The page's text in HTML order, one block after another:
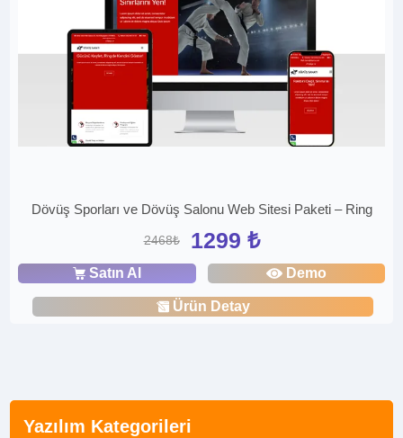
Yazılım Kategorileri
Dövüş Sporları ve Dövüş Salonu Web Sitesi Paketi – Ring
2468₺ 1299 ₺
Satın Al Demo
Ürün Detay